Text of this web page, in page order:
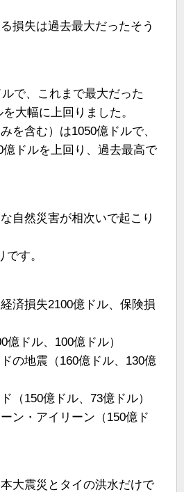
損失は過去最大だったそう
で、これまで最大だった
大幅に上回りました。
を含む）は1050億ドルで、
億ドルを上回り、過去最高で
自然災害が相次いで起こり
です。
済損失2100億ドル、保険損
ドル、100億ドル）
の地震（160億ドル、130億
（150億ドル、73億ドル）
ン・アイリーン（150億ド
大震災とタイの洪水だけで